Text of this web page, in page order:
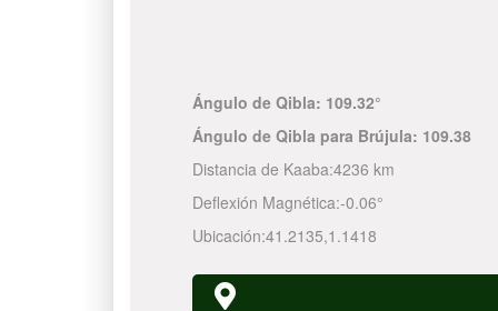
Ángulo de Qibla: 109.32°
Ángulo de Qibla para Brújula: 109.38
Distancia de Kaaba:4236 km
Deflexión Magnética:-0.06°
Ubicación:41.2135,1.1418